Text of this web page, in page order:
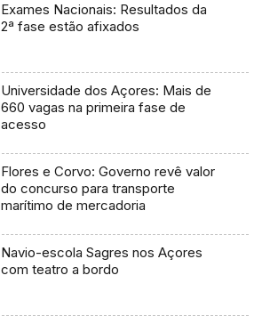
Exames Nacionais: Resultados da
2ª fase estão afixados
Universidade dos Açores: Mais de
660 vagas na primeira fase de
acesso
Flores e Corvo: Governo revê valor
do concurso para transporte
marítimo de mercadoria
Navio-escola Sagres nos Açores
com teatro a bordo